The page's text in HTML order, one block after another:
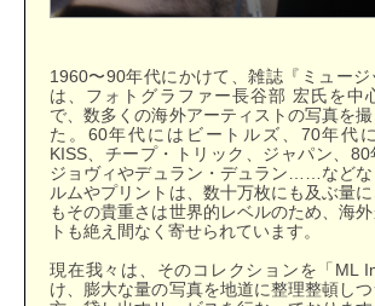
1960〜90年代にかけて、雑誌『ミュージ
は、フォトグラファー長谷部 宏氏を中
で、数多くの海外アーティストの写真を
た。60年代にはビートルズ、70年代
KISS、チープ・トリック、ジャパン、80
ジョヴィやデュラン・デュラン……などな
ルムやプリントは、数十万枚にも及ぶ量
もその貴重さは世界的レベルのため、海
トも絶え間なく寄せられています。
現在我々は、そのコレクションを「ML
け、膨大な量の写真を地道に整理整頓し